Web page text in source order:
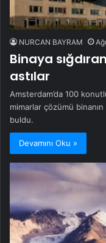
NURCAN BAYRAM
Binaya
astılar
Amsterdam’da 100
mimarlar çözümü
buldu.
Devamını Oku »